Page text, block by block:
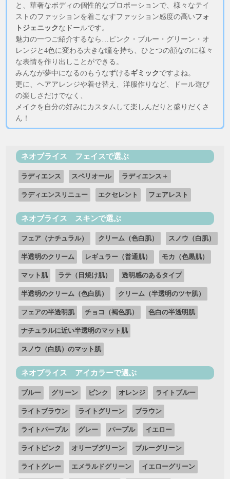
と、華奢なボディの個性的なプロポーションで、様々なテイ
ストのファッションを着こなすファッション感度の高いフォ
トジェニックなドールです。
魅力の一つご紹介するなら…ピンク・ブルー・グリーン・オ
レンジと4色に変わる大きな瞳を持ち、ひとつの顔なのに様々
な表情を作り出しことができる。
みんなが夢中になるのもうなずけるギミックですよね。
更に、ヘアアレンジや着せ替え、洋服作りなど、ドール遊び
の楽しさだけでなく、
メイクを自分の好みにカスタムして楽しんだりと盛りだくさ
ん！
ネオブライス フェイスで選ぶ
ラディエンス スペリオール ラディエンス＋
ラディエンスリニュー エクセレント フェアレスト
ネオブライス スキンで選ぶ
フェア（ナチュラル） クリーム（色白肌） スノウ（白肌）
半透明のクリーム レギュラー（普通肌） モカ（色黒肌）
マット肌 ラテ（日焼け肌） 透明感のあるタイプ
半透明のクリーム（色白肌） クリーム（半透明のツヤ肌）
フェアの半透明肌 チョコ（褐色肌） 色白の半透明肌
ナチュラルに近い半透明のマット肌
スノウ（白肌）のマット肌
ネオブライス アイカラーで選ぶ
ブルー グリーン ピンク オレンジ ライトブルー
ライトブラウン ライトグリーン ブラウン
ライトパープル グレー パープル イエロー
ライトピンク オリーブグリーン ブルーグリーン
ライトグレー エメラルドグリーン イエローグリーン